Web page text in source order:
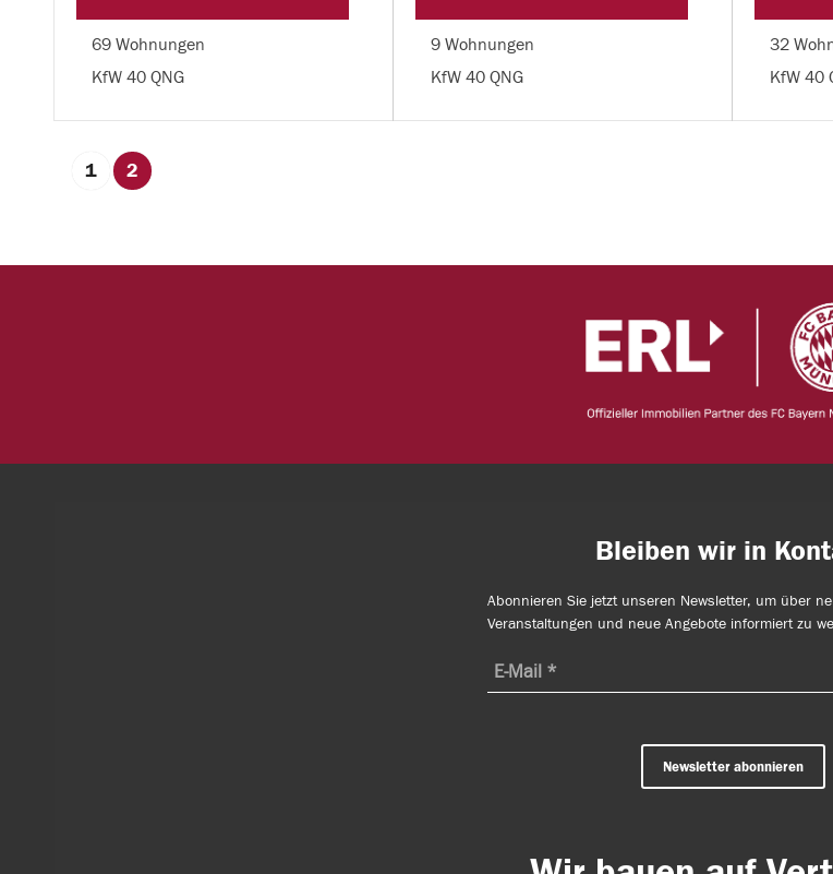
69 Wohnungen
KfW 40 QNG
9 Wohnungen
KfW 40 QNG
32
KfW 40
1 2
Bleiben wir in
Abonnieren Sie jetzt unseren Newsletter, um über
Veranstaltungen und neue Angebote informiert zu
Newsletter abonnieren